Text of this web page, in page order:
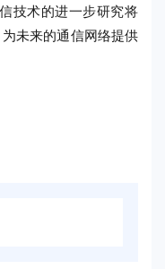
技术的进一步研究将
未来的通信网络提供